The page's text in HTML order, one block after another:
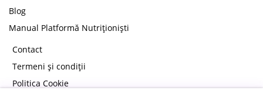
Blog
Manual Platformă Nutriționiști
Contact
Termeni și condiții
Politica Cookie